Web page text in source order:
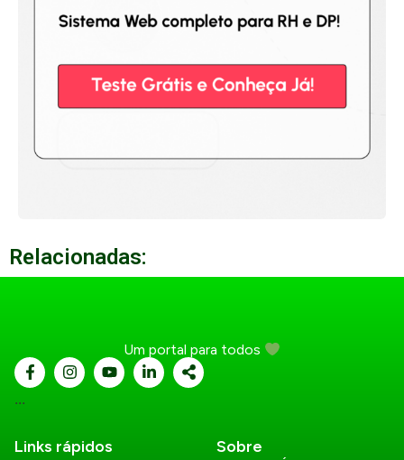
Relacionadas:
Um portal para todos
...
Links rápidos Sobre